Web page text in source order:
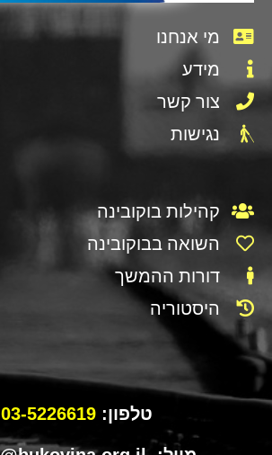
מי אנחנו
מידע
צור קשר
נגישות
קהילות בוקובינה
השואה בבוקובינה
דורות ההמשך
היסטוריה
טלפון:03-5226619